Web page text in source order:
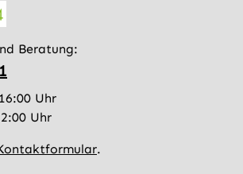
Beratung:
Uhr
Uhr
.